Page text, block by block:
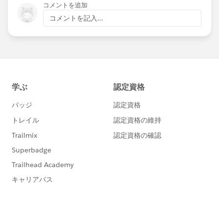
コメントを追加
コメントを記入...